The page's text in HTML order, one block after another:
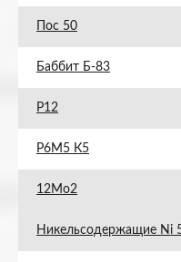
Пос 50
Баббит Б-83
Р12
Р6М5 К5
12Мо2
Никельсодержащие Ni